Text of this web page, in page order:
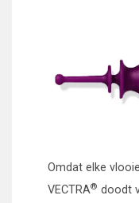
Omdat elke
VECTRA® doodt